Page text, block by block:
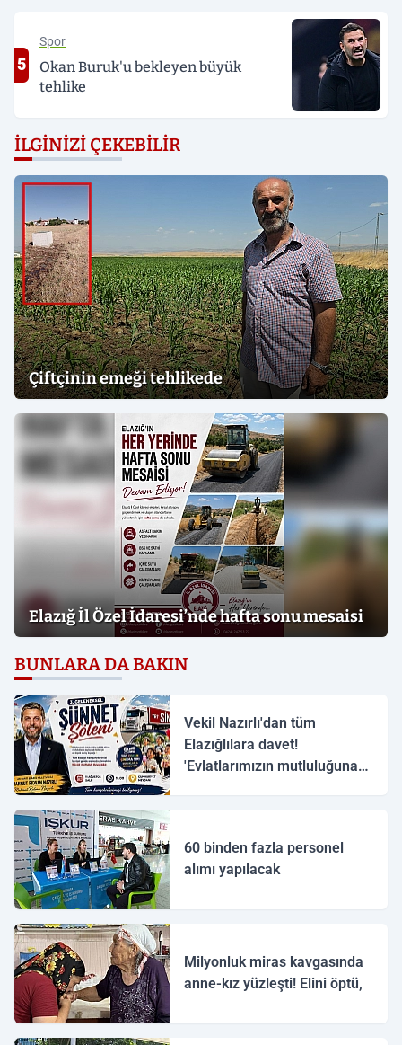
5
Spor
Okan Buruk'u bekleyen büyük
tehlike
İLGINIZI ÇEKEBILIR
Çiftçinin emeği tehlikede
Elazığ İl Özel İdaresi’nde hafta sonu mesaisi
BUNLARA DA BAKIN
Vekil Nazırlı'dan tüm
Elazığlılara davet!
'Evlatlarımızın mutluluğuna
60 binden fazla personel
alımı yapılacak
Milyonluk miras kavgasında
anne-kız yüzleşti! Elini öptü,